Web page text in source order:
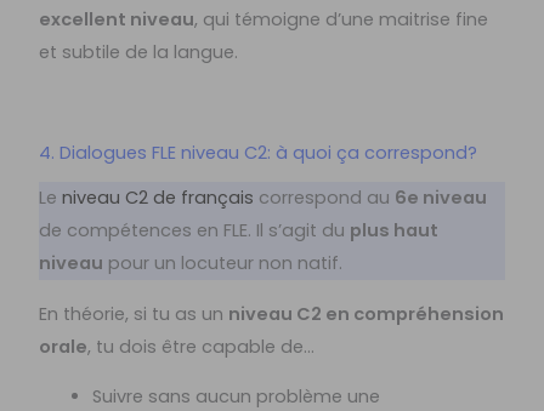
excellent niveau, qui témoigne d’une maitrise fine
et subtile de la langue.
4. Dialogues FLE niveau C2: à quoi ça correspond?
Leniveau C2 de français correspond au 6e niveau
de compétences en FLE. Il s’agit du plus haut
niveau pour un locuteur non natif.
En théorie, si tu as un niveau C2 en compréhension
orale, tu dois être capable de…
Suivre sans aucun problème une